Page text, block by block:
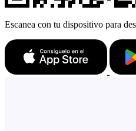
Escanea con tu dispositivo para